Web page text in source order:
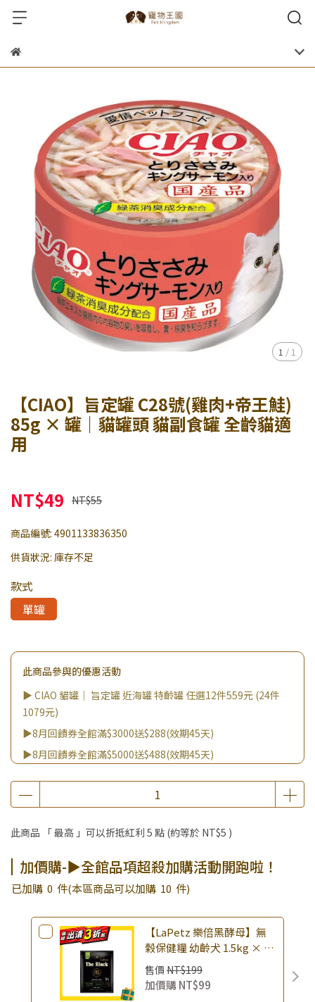
1 / 1
【CIAO】旨定罐 C28號(雞肉+帝王鮭)
85g × 罐｜貓罐頭 貓副食罐 全齡貓適
用
NT$49 NT$55
商品編號: 4901133836350
供貨狀況: 庫存不足
款式
單罐
此商品參與的優惠活動
▶ CIAO 貓罐｜ 旨定罐 近海罐 特齡罐 任選12件559元 (24件
1079元)
▶8月回饋券全館滿$3000送$288(效期45天)
▶8月回饋券全館滿$5000送$488(效期45天)
▶8月回饋券全館滿$8000送$888(效期45天)
▶消費滿999｜享超值價$299加購BIO UP面膜
▶全館不限消費金額｜享超值價$19起 加購自然主義嚐鮮試吃
組！
▶王國加購活動 訂單享超值優惠價加購好物
▶全館品項超殺加購活動開跑啦！
▶夏祭好禮｜購買犬貓乾溼糧，滿額享好禮5選3 (限量贈完為
此商品 「 最高 」可以折抵紅利 5 點 (約等於 NT$5 )
加價購-▶全館品項超殺加購活動開跑啦！
已加購 0 件(本區商品可以加購 10 件)
【LaPetz 樂倍黑酵母】無
榖保健糧 幼齡犬 1.5kg × 包
｜(廠效期20260818) 狗乾糧
狗飼料 幼犬飼料 無穀配方｜
即期品
售價 NT$199
加價購NT$99